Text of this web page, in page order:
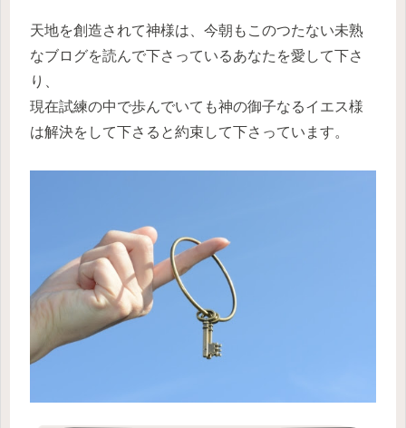
天地を創造されて神様は、今朝もこのつたない未熟
なブログを読んで下さっているあなたを愛して下さ
り、
現在試練の中で歩んでいても神の御子なるイエス様
は解決をして下さると約束して下さっています。